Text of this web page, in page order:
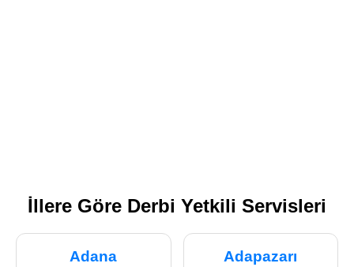
İllere Göre Derbi Yetkili Servisleri
Adana Adapazarı